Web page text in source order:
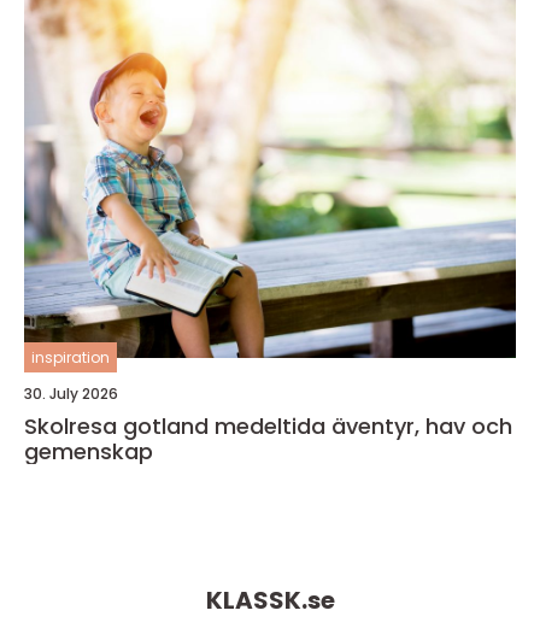
inspiration
30. July 2026
Skolresa gotland medeltida äventyr, hav och
gemenskap
KLASSK.se